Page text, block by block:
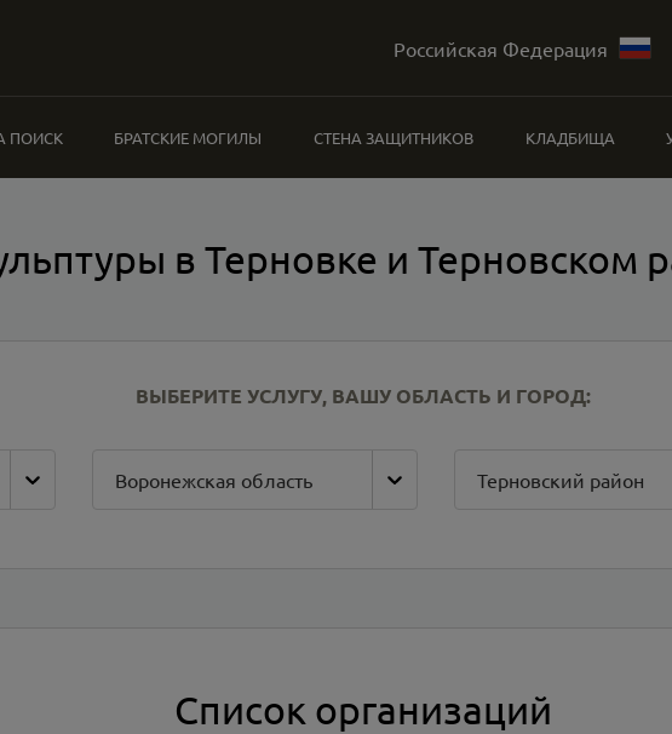
Российская Федерация
ПОИСК БРАТСКИЕ МОГИЛЫ СТЕНА ЗАЩИТНИКОВ КЛАДБИЩА
в Терновке и Терновском
ВЫБЕРИТЕ УСЛУГУ, ВАШУ ОБЛАСТЬ И ГОРОД:
Воронежская область Терновский район
Список организаций